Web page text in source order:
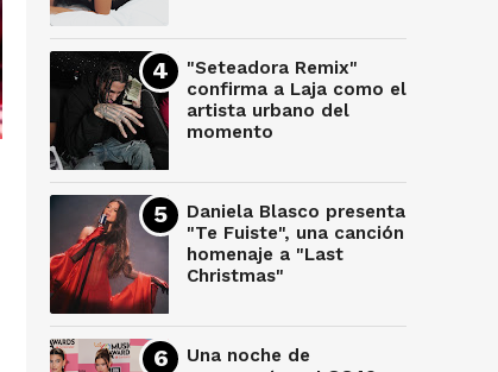
"Seteadora Remix"
confirma a Laja como el
artista urbano del
momento
Daniela Blasco presenta
"Te Fuiste", una canción
homenaje a "Last
Christmas"
Una noche de